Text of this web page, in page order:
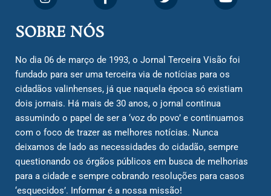
SOBRE NÓS
No dia 06 de março de 1993, o Jornal Terceira Visão foi
fundado para ser uma terceira via de notícias para os
cidadãos valinhenses, já que naquela época só existiam
dois jornais. Há mais de 30 anos, o jornal continua
assumindo o papel de ser a ‘voz do povo’ e continuamos
com o foco de trazer as melhores notícias. Nunca
deixamos de lado as necessidades do cidadão, sempre
questionando os órgãos públicos em busca de melhorias
para a cidade e sempre cobrando resoluções para casos
‘esquecidos’. Informar é a nossa missão!